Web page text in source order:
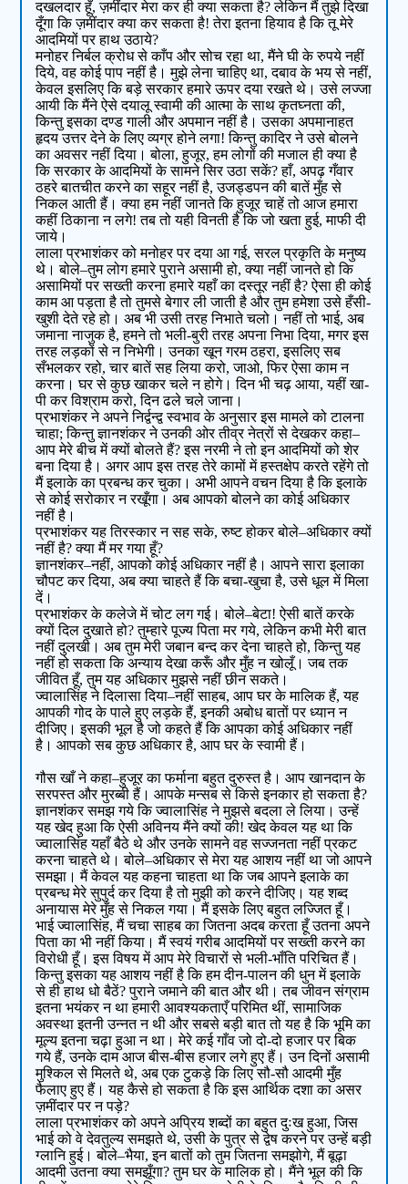
दखलदार हूँ, ज़मींदार मेरा कर ही क्या सकता है? लेकिन मैं तुझे दिखा
दूँगा कि ज़मींदार क्या कर सकता है! तेरा इतना हियाव है कि तू मेरे
आदमियों पर हाथ उठाये?
मनोहर निर्बल क्रोध से काँप और सोच रहा था, मैंने घी के रुपये नहीं
दिये, वह कोई पाप नहीं है। मुझे लेना चाहिए था, दबाव के भय से नहीं,
केवल इसलिए कि बड़े सरकार हमारे ऊपर दया रखते थे। उसे लज्जा
आयी कि मैंने ऐसे दयालू स्वामी की आत्मा के साथ कृतघ्नता की,
किन्तु इसका दण्ड गाली और अपमान नहीं है। उसका अपमानाहत
हृदय उत्तर देने के लिए व्यग्र होने लगा! किन्तु कादिर ने उसे बोलने
का अवसर नहीं दिया। बोला, हुजूर, हम लोगों की मजाल ही क्या है
कि सरकार के आदमियों के सामने सिर उठा सकें? हाँ, अपढ़ गँवार
ठहरे बातचीत करने का सहूर नहीं है, उजड्डपन की बातें मुँह से
निकल आती हैं। क्या हम नहीं जानते कि हुजूर चाहें तो आज हमारा
कहीं ठिकाना न लगे! तब तो यही विनती है कि जो खता हुई, माफी दी
जाये।
लाला प्रभाशंकर को मनोहर पर दया आ गई, सरल प्रकृति के मनुष्य
थे। बोले–तुम लोग हमारे पुराने असामी हो, क्या नहीं जानते हो कि
असामियों पर सख्ती करना हमारे यहाँ का दस्तूर नहीं है? ऐसा ही कोई
काम आ पड़ता है तो तुमसे बेगार ली जाती है और तुम हमेशा उसे हँसी-
खुशी देते रहे हो। अब भी उसी तरह निभाते चलो। नहीं तो भाई, अब
जमाना नाजुक है, हमने तो भली-बुरी तरह अपना निभा दिया, मगर इस
तरह लड़कों से न निभेगी। उनका खून गरम ठहरा, इसलिए सब
सँभलकर रहो, चार बातें सह लिया करो, जाओ, फिर ऐसा काम न
करना। घर से कुछ खाकर चले न होगे। दिन भी चढ़ आया, यहीं खा-
पी कर विश्राम करो, दिन ढले चले जाना।
प्रभाशंकर ने अपने निर्द्वन्द्व स्वभाव के अनुसार इस मामले को टालना
चाहा; किन्तु ज्ञानशंकर ने उनकी ओर तीव्र नेत्रों से देखकर कहा–
आप मेरे बीच में क्यों बोलते हैं? इस नरमी ने तो इन आदमियों को शेर
बना दिया है। अगर आप इस तरह तेरे कामों में हस्तक्षेप करते रहेंगे तो
मैं इलाके का प्रबन्ध कर चुका। अभी आपने वचन दिया है कि इलाके
से कोई सरोकार न रखूँगा। अब आपको बोलने का कोई अधिकार
नहीं है।
प्रभाशंकर यह तिरस्कार न सह सके, रुष्ट होकर बोले–अधिकार क्यों
नहीं है? क्या मैं मर गया हूँ?
ज्ञानशंकर–नहीं, आपको कोई अधिकार नहीं है। आपने सारा इलाका
चौपट कर दिया, अब क्या चाहते हैं कि बचा-खुचा है, उसे धूल में मिला
दें।
प्रभाशंकर के कलेजे में चोट लग गई। बोले–बेटा! ऐसी बातें करके
क्यों दिल दुखाते हो? तुम्हारे पूज्य पिता मर गये, लेकिन कभी मेरी बात
नहीं दुलखी। अब तुम मेरी जबान बन्द कर देना चाहते हो, किन्तु यह
नहीं हो सकता कि अन्याय देखा करूँ और मुँह न खोलूँ। जब तक
जीवित हूँ, तुम यह अधिकार मुझसे नहीं छीन सकते।
ज्वालासिंह ने दिलासा दिया–नहीं साहब, आप घर के मालिक हैं, यह
आपकी गोद के पाले हुए लड़के हैं, इनकी अबोध बातों पर ध्यान न
दीजिए। इसकी भूल है जो कहते हैं कि आपका कोई अधिकार नहीं
है। आपको सब कुछ अधिकार है, आप घर के स्वामी हैं।
गौस खाँ ने कहा–हुजूर का फर्माना बहुत दुरुस्त है। आप खानदान के
सरपस्त और मुरब्बी हैं। आपके मन्सब से किसे इनकार हो सकता है?
ज्ञानशंकर समझ गये कि ज्वालासिंह ने मुझसे बदला ले लिया। उन्हें
यह खेद हुआ कि ऐसी अविनय मैंने क्यों की! खेद केवल यह था कि
ज्वालासिंह यहाँ बैठे थे और उनके सामने वह सज्जनता नहीं प्रकट
करना चाहते थे। बोले–अधिकार से मेरा यह आशय नहीं था जो आपने
समझा। मैं केवल यह कहना चाहता था कि जब आपने इलाके का
प्रबन्ध मेरे सुपुर्द कर दिया है तो मुझी को करने दीजिए। यह शब्द
अनायास मेरे मुँह से निकल गया। मैं इसके लिए बहुत लज्जित हूँ।
भाई ज्वालासिंह, मैं चचा साहब का जितना अदब करता हूँ उतना अपने
पिता का भी नहीं किया। मैं स्वयं गरीब आदमियों पर सख्ती करने का
विरोधी हूँ। इस विषय में आप मेरे विचारों से भली-भाँति परिचित हैं।
किन्तु इसका यह आशय नहीं है कि हम दीन-पालन की धुन में इलाके
से ही हाथ धो बैठें? पुराने जमाने की बात और थी। तब जीवन संग्राम
इतना भयंकर न था हमारी आवश्यकताएँ परिमित थीं, सामाजिक
अवस्था इतनी उन्नत न थी और सबसे बड़ी बात तो यह है कि भूमि का
मूल्य इतना चढ़ा हुआ न था। मेरे कई गाँव जो दो-दो हजार पर बिक
गये हैं, उनके दाम आज बीस-बीस हजार लगे हुए हैं। उन दिनों असामी
मुश्किल से मिलते थे, अब एक टुकड़े कि लिए सौ-सौ आदमी मुँह
फैलाए हुए हैं। यह कैसे हो सकता है कि इस आर्थिक दशा का असर
ज़मींदार पर न पड़े?
लाला प्रभाशंकर को अपने अप्रिय शब्दों का बहुत दुःख हुआ, जिस
भाई को वे देवतुल्य समझते थे, उसी के पुत्र से द्वेष करने पर उन्हें बड़ी
ग्लानि हुई। बोले–भैया, इन बातों को तुम जितना समझोगे, मैं बूढ़ा
आदमी उतना क्या समझूँगा? तुम घर के मालिक हो। मैंने भूल की कि